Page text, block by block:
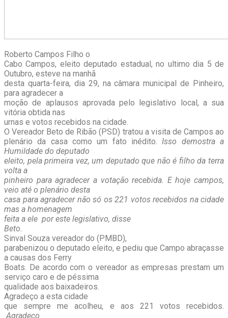
Roberto Campos Filho o
Cabo Campos, eleito deputado estadual, no ultimo dia 5 de
Outubro, esteve na manhã
desta quarta-feira, dia 29, na câmara municipal de Pinheiro,
para agradecer a
moção de aplausos aprovada pelo legislativo local, a sua
vitória obtida nas
urnas e votos recebidos na cidade.
O Vereador Beto de Ribão (PSD) tratou a visita de Campos ao
plenário da casa como um fato inédito.Isso demostra a
Humildade do deputado
eleito, pela primeira vez, um deputado que não é filho da terra
volta a
pinheiro para agradecer a votação recebida. E hoje campos,
veio até o plenário desta
casa para agradecer não só os 221 votos recebidos na cidade
mas a homenagem
feita a ele por este legislativo, disse
Beto.
Sinval Souza vereador do (PMBD),
parabenizou o deputado eleito, e pediu que Campo abraçasse
a causas dos Ferry
Boats. De acordo com o vereador as empresas prestam um
serviço caro e de péssima
qualidade aos baixadeiros.
Agradeço a esta cidade
que sempre me acolheu, e aos 221 votos recebidos.
Agradeço